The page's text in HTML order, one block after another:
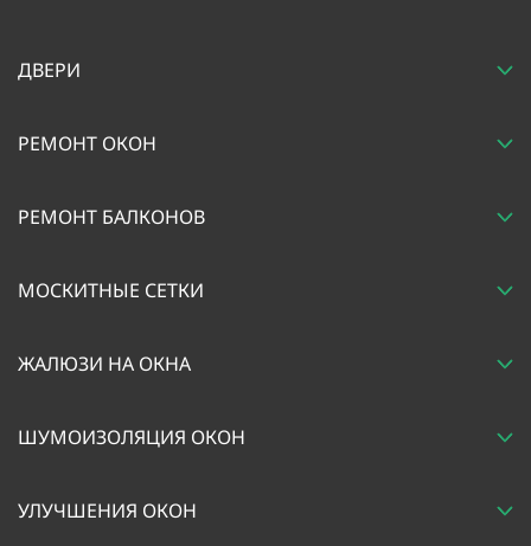
ДВЕРИ
РЕМОНТ ОКОН
РЕМОНТ БАЛКОНОВ
МОСКИТНЫЕ СЕТКИ
ЖАЛЮЗИ НА ОКНА
ШУМОИЗОЛЯЦИЯ ОКОН
УЛУЧШЕНИЯ ОКОН